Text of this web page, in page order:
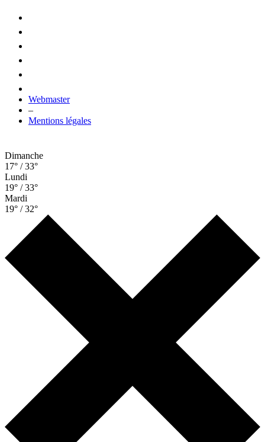
Webmaster
–
Mentions légales
Dimanche
17° / 33°
Lundi
19° / 33°
Mardi
19° / 32°